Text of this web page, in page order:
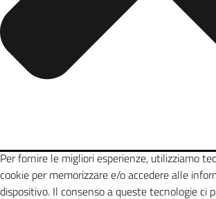
Per fornire le migliori esperienze, utilizziamo
cookie per memorizzare e/o accedere alle
dispositivo. Il consenso a queste tecnologie ci